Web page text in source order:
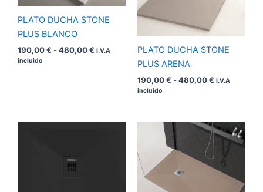
PLATO DUCHA STONE
PLUS BLANCO
190,00€ -480,00€
480,00 €
I.V.A
incluido
PLATO DUCHA STONE
PLUS ARENA
190,00€ -480,00€
480,00 €
I.V.A
incluido
Rango
de
precios:
desde
190,00 €
hasta
480,00 €